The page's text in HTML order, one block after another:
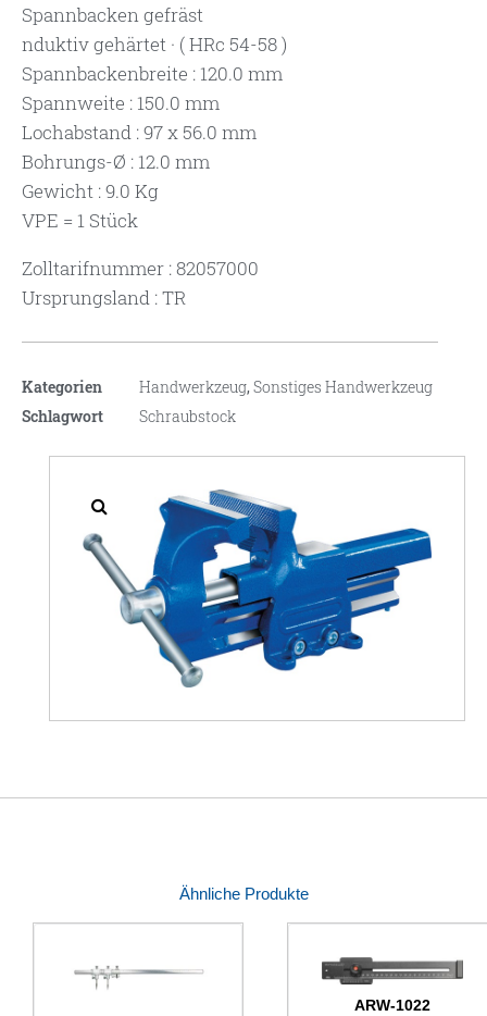
Spannbacken gefräst
nduktiv gehärtet · ( HRc 54-58 )
Spannbackenbreite : 120.0 mm
Spannweite : 150.0 mm
Lochabstand : 97 x 56.0 mm
Bohrungs-Ø : 12.0 mm
Gewicht : 9.0 Kg
VPE = 1 Stück
Zolltarifnummer : 82057000
Ursprungsland : TR
Kategorien Handwerkzeug,Sonstiges Handwerkzeug
Schlagwort
Schraubstock
Ähnliche Produkte
ARW-1022